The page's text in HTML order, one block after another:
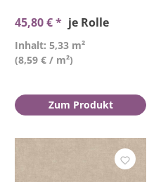
45,80 € * je Rolle
Inhalt: 5,33 m²
(8,59 € / m²)
Zum Produkt